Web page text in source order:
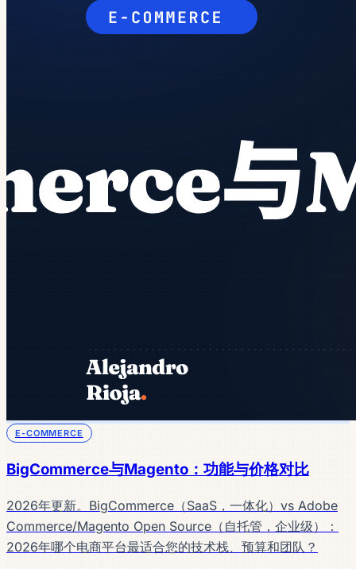
E-COMMERCE
BigCommerce与Magento：功能与价格对比
2026年更新。BigCommerce（SaaS，一体化）vs Adobe
Commerce/Magento Open Source（自托管，企业级）：
2026年哪个电商平台最适合您的技术栈、预算和团队？